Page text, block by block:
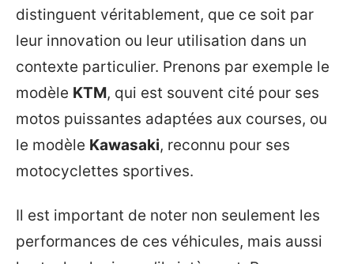
distinguent véritablement, que ce soit par
leur innovation ou leur utilisation dans un
contexte particulier. Prenons par exemple le
modèle KTM, qui est souvent cité pour ses
motos puissantes adaptées aux courses, ou
le modèle Kawasaki, reconnu pour ses
motocyclettes sportives.
Il est important de noter non seulement les
performances de ces véhicules, mais aussi